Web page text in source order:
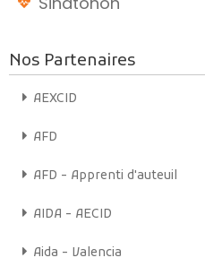
Nos Partenaires
AEXCID
AFD
AFD - Apprenti d'auteuil
AIDA - AECID
Aida - Valencia
locaux et l’opinion publique sur
Bonne écoute sur Radio mères